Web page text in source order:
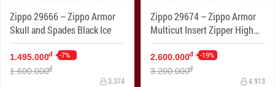
Zippo 29666 – Zippo Armor
Skull and Spades Black Ice
1.495.000đ -7%
1.600.000đ
3.374
Zippo 29674 – Zippo Armor
Multicut Insert Zipper High
Polish Chrome
2.600.000đ -19%
3.200.000đ
4.913